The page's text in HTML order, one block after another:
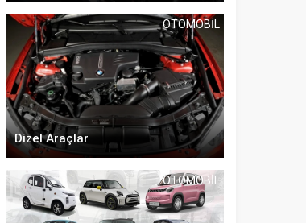
OTOMOBIL
Dizel Araçlar
OTOMOBIL